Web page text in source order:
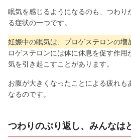
眠気を感じるようになるのも、つわり
る症状の一つです。
妊娠中の眠気は、プロゲステロンの増
ロゲステロンには体に休息を促す作
気を引き起こすことがあります。
お腹が大きくなったことによる疲れも
なるのです。
つわりのぶり返し、みんなは